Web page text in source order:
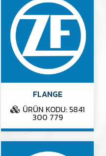
FLANGE
ÜRÜN KODU: 5841
300 779